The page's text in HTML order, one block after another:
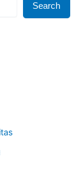
Search